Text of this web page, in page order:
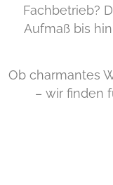
Fachbetrieb?
Aufmaß bis
Ob charmantes
– wir finden